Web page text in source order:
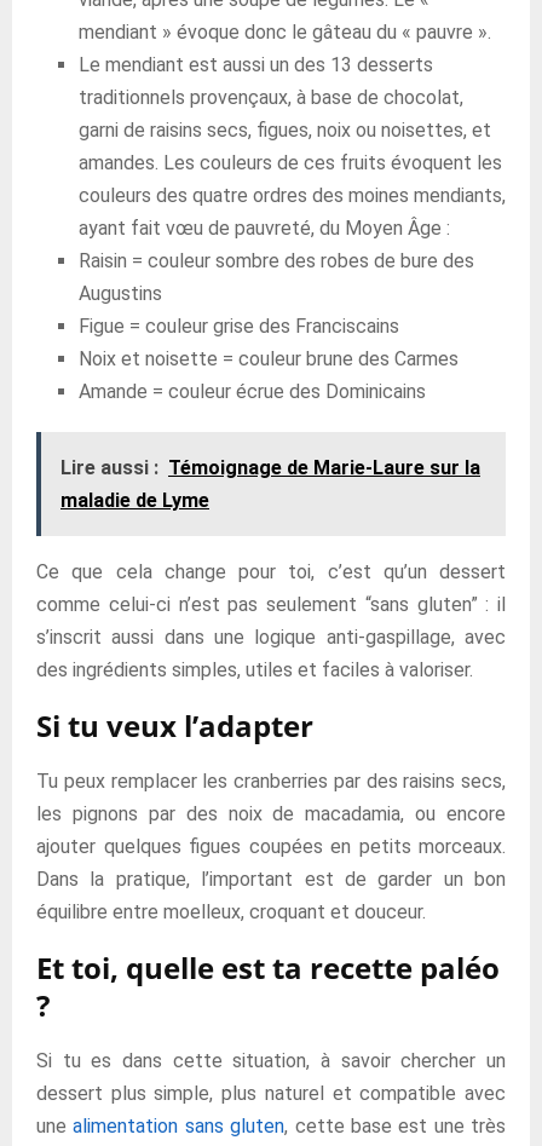
mendiant » évoque donc le gâteau du « pauvre ».
Le mendiant est aussi un des 13 desserts
traditionnels provençaux, à base de chocolat,
garni de raisins secs, figues, noix ou noisettes, et
amandes. Les couleurs de ces fruits évoquent les
couleurs des quatre ordres des moines mendiants,
ayant fait vœu de pauvreté, du Moyen Âge :
Raisin = couleur sombre des robes de bure des
Augustins
Figue = couleur grise des Franciscains
Noix et noisette = couleur brune des Carmes
Amande = couleur écrue des Dominicains
Lire aussi : Témoignage de Marie-Laure sur la
maladie de Lyme
Ce que cela change pour toi, c’est qu’un dessert
comme celui-ci n’est pas seulement “sans gluten” : il
s’inscrit aussi dans une logique anti-gaspillage, avec
des ingrédients simples, utiles et faciles à valoriser.
Si tu veux l’adapter
Tu peux remplacer les cranberries par des raisins secs,
les pignons par des noix de macadamia, ou encore
ajouter quelques figues coupées en petits morceaux.
Dans la pratique, l’important est de garder un bon
équilibre entre moelleux, croquant et douceur.
Et toi, quelle est ta recette paléo
?
Si tu es dans cette situation, à savoir chercher un
dessert plus simple, plus naturel et compatible avec
unealimentation sans gluten, cette base est une très